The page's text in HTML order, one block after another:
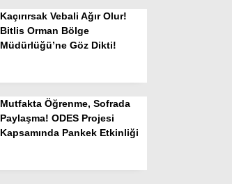
Kaçırırsak Vebali Ağır Olur!
Bitlis Orman Bölge
Müdürlüğü’ne Göz Dikti!
Mutfakta Öğrenme, Sofrada
Paylaşma! ODES Projesi
Kapsamında Pankek Etkinliği